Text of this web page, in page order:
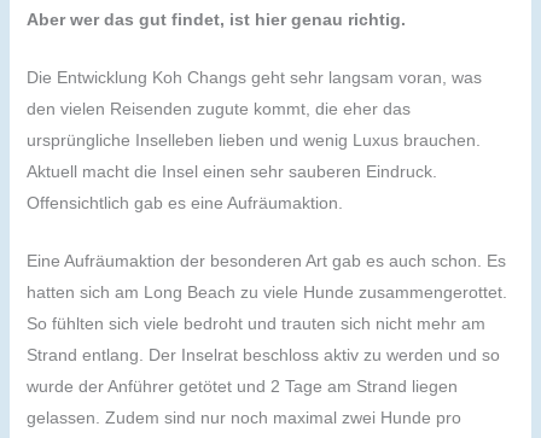
Aber wer das gut findet, ist hier genau richtig.
Die Entwicklung Koh Changs geht sehr langsam voran, was
den vielen Reisenden zugute kommt, die eher das
ursprüngliche Inselleben lieben und wenig Luxus brauchen.
Aktuell macht die Insel einen sehr sauberen Eindruck.
Offensichtlich gab es eine Aufräumaktion.
Eine Aufräumaktion der besonderen Art gab es auch schon. Es
hatten sich am Long Beach zu viele Hunde zusammengerottet.
So fühlten sich viele bedroht und trauten sich nicht mehr am
Strand entlang. Der Inselrat beschloss aktiv zu werden und so
wurde der Anführer getötet und 2 Tage am Strand liegen
gelassen. Zudem sind nur noch maximal zwei Hunde pro